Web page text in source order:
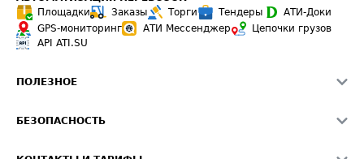
Площадки
Заказы Торги Тендеры
АТИ-Доки
GPS-мониторинг
АТИ Мессенджер
Цепочки грузов
API ATI.SU
ПОЛЕЗНОЕ
Звезды ATI.SU на вашем сайте
БЕЗОПАСНОСТЬ